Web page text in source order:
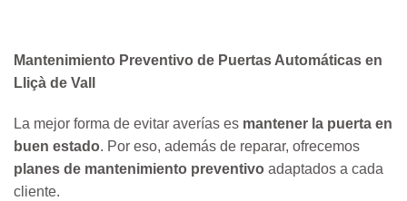
Mantenimiento Preventivo de Puertas Automáticas en
Lliçà de Vall
La mejor forma de evitar averías es mantener la puerta en
buen estado. Por eso, además de reparar, ofrecemos
planes de mantenimiento preventivo adaptados a cada
cliente.